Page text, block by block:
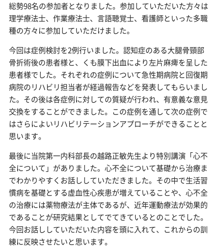
総勢98名の参加者となりました。参加していただいた方々は
理学療法士、作業療法士、言語聴覚士、看護師といった多職
種の方々に参加していただけました。
今回は症例検討を2例行いました。認知症のある大腿骨頸部
骨折術後の患者様と、くも膜下出血により左片麻痺を呈した
患者様でした。それぞれの症例について急性期病院と回復期
病院のリハビリ担当者が経過報告などを発表してもらいまし
た。その後は各症例に対しての質疑が行われ、有意義な意見
交換をすることができました。この症例を通して次の症例で
はさらによいリハビリテーションアプローチができることと
思います。
最後に当院第一内科部長の越路正敏先生より特別講演「心不
全について」がありました。心不全について基礎から治療ま
でわかりやすくお話ししていただきました。その中で生活習
慣病を基礎とする虚血性心疾患が増えていることや、心不全
の治療には薬物療法が主体であるが、近年運動療法が効果的
であることが研究結果としてでてきているとのことでした。
今回お話ししていただいた内容を頭に入れて、これからの訓
練に反映させたいと思います。